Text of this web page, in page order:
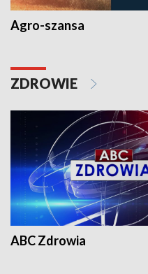
Agro-szansa
ZDROWIE
ABC Zdrowia